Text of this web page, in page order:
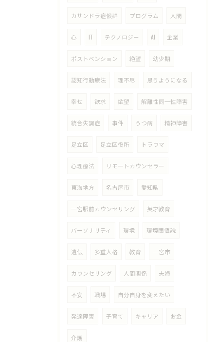
カサンドラ症候群 プログラム 人間
心 IT テクノロジー AI 企業
ポストベンション 絶望 幼少期
認知行動療法 理不尽 思うようになる
幸せ 欲求 欲望 解離性同一性障害
統合失調症 事件 うつ病 精神障害
足立区 足立区役所 トラウマ
心理療法 リモートカウンセラー
東海地方 名古屋市 愛知県
一宮駅前カウンセリング 英才教育
パーソナリティ 環境 環境閾値説
遺伝 多重人格 教育 一宮市
カウンセリング 人間関係 夫婦
不安 職場 自分自身を変えたい
発達障害 子育て キャリア お金
介護